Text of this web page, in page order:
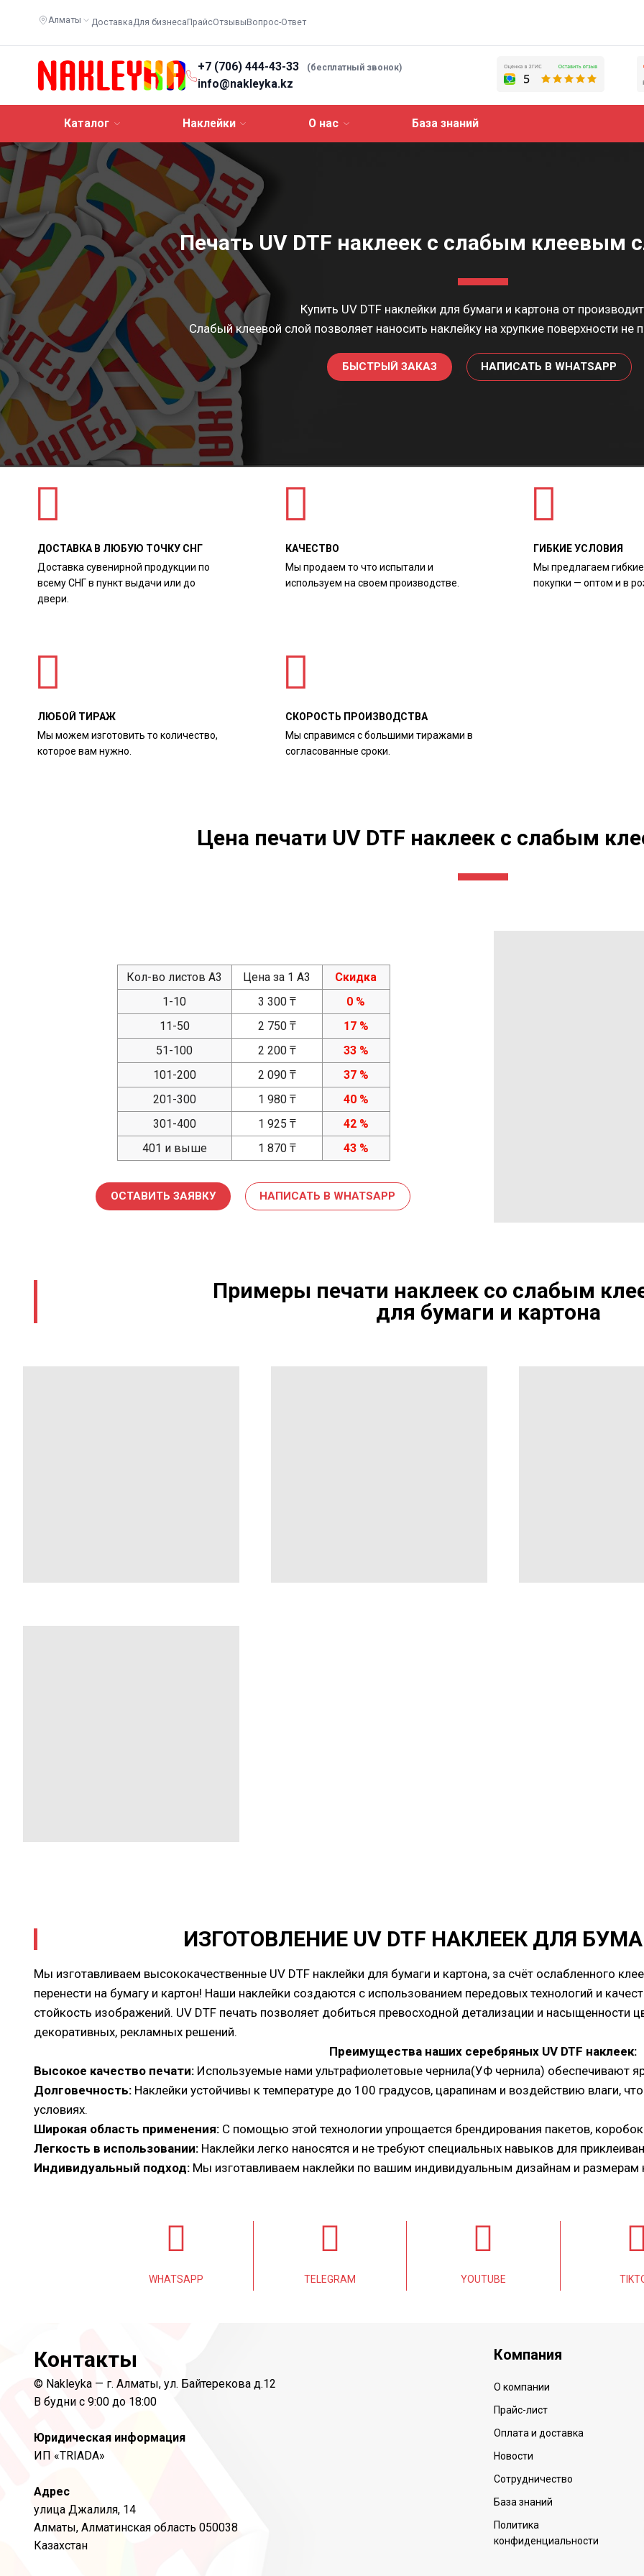
Алматы ДоставкаДля бизнеса ПрайсОтзывы Вопрос-Ответ
+7 (706) 444-43-33 (бесплатный звонок)
info@nakleyka.kz
Каталог Наклейки О нас База знаний
Печать UV DTF наклеек с слабым клеевым
Купить UV DTF наклейки для бумаги и картона от
Слабый клеевой слой позволяет наносить наклейку на хрупкие поверхности не
БЫСТРЫЙ ЗАКАЗ НАПИСАТЬ В WHATSAPP
ДОСТАВКА В ЛЮБУЮ ТОЧКУ СНГ
Доставка сувенирной продукции по
всему СНГ в пункт выдачи или до
двери.
КАЧЕСТВО
Мы продаем то что испытали и
используем на своем производстве.
ГИБКИЕ УСЛОВИЯ
Мы предлагаем
покупки — оптом и в
ЛЮБОЙ ТИРАЖ
Мы можем изготовить то количество,
которое вам нужно.
СКОРОСТЬ ПРОИЗВОДСТВА
Мы справимся с большими тиражами в
согласованные сроки.
Цена печати UV DTF наклеек с слабым
Кол-во листов А3 Цена за 1 А3
Скидка
1-10
3 300 ₸
0 %
11-50
2 750 ₸
17 %
51-100
2 200 ₸
33 %
101-200
2 090 ₸
37 %
201-300
1 980 ₸
40 %
301-400
1 925 ₸
42 %
401 и выше
1 870 ₸ 43 %
ОСТАВИТЬ ЗАЯВКУ НАПИСАТЬ В WHATSAPP
Примеры печати наклеек со слабым
для бумаги и картона
ИЗГОТОВЛЕНИЕ UV DTF НАКЛЕЕК ДЛЯ
Мы изготавливаем высококачественные UV DTF наклейки для бумаги и картона, за счёт ослабленного
перенести на бумагу и картон! Наши наклейки создаются с использованием передовых технологий и
стойкость изображений. UV DTF печать позволяет добиться превосходной детализации и насыщенности
декоративных, рекламных решений.
Преимущества наших серебряных UV DTF наклеек:
Высокое качество печати: Используемые нами ультрафиолетовые чернила(УФ чернила) обеспечивают
Долговечность: Наклейки устойчивы к температуре до 100 градусов, царапинам и воздействию влаги,
условиях.
Широкая область применения: С помощью этой технологии упрощается брендирования пакетов,
Легкость в использовании: Наклейки легко наносятся и не требуют специальных навыков для
Индивидуальный подход: Мы изготавливаем наклейки по вашим индивидуальным дизайнам и размерам
WHATSAPP TELEGRAM YOUTUBE
Контакты
© Nakleyka — г. Алматы, ул. Байтерекова д.12
В будни с 9:00 до 18:00
Юридическая информация
ИП «TRIADA»
Адрес
улица Джалиля, 14
Алматы, Алматинская область 050038
Казахстан
Компания
О компании
Прайс-лист
Оплата и доставка
Новости
Сотрудничество
База знаний
Политика
конфиденциальности